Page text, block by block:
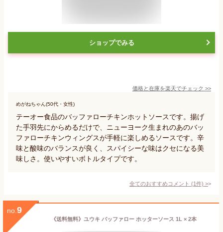
ショップでみる
価格と在庫を楽天でチェック >>
めがねちゃん(50代・女性)
テーオー食品のバッファローチキンホットソースです。揚げ
た手羽先にからめるだけで、ニューヨーク生まれのあのバッ
ファローチキンウィングスが手軽に楽しめるソースです。辛
味と酸味のバランスが良く、スパイシーな味はクセになる美
味しさ。使いやすいボトルタイプです。
全てのおすすめコメント (1件) >
no. 9
《送料無料》ユウキ バッファロー ホッターソース 1L × 2本